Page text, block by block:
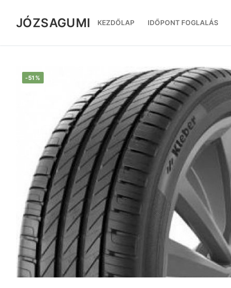
tartalomra
JÓZSAGUMI KEZDŐLAP IDŐPONT FOGLALÁS
-51%